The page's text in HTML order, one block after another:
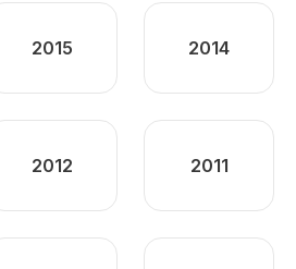
2015 2014
2012 2011